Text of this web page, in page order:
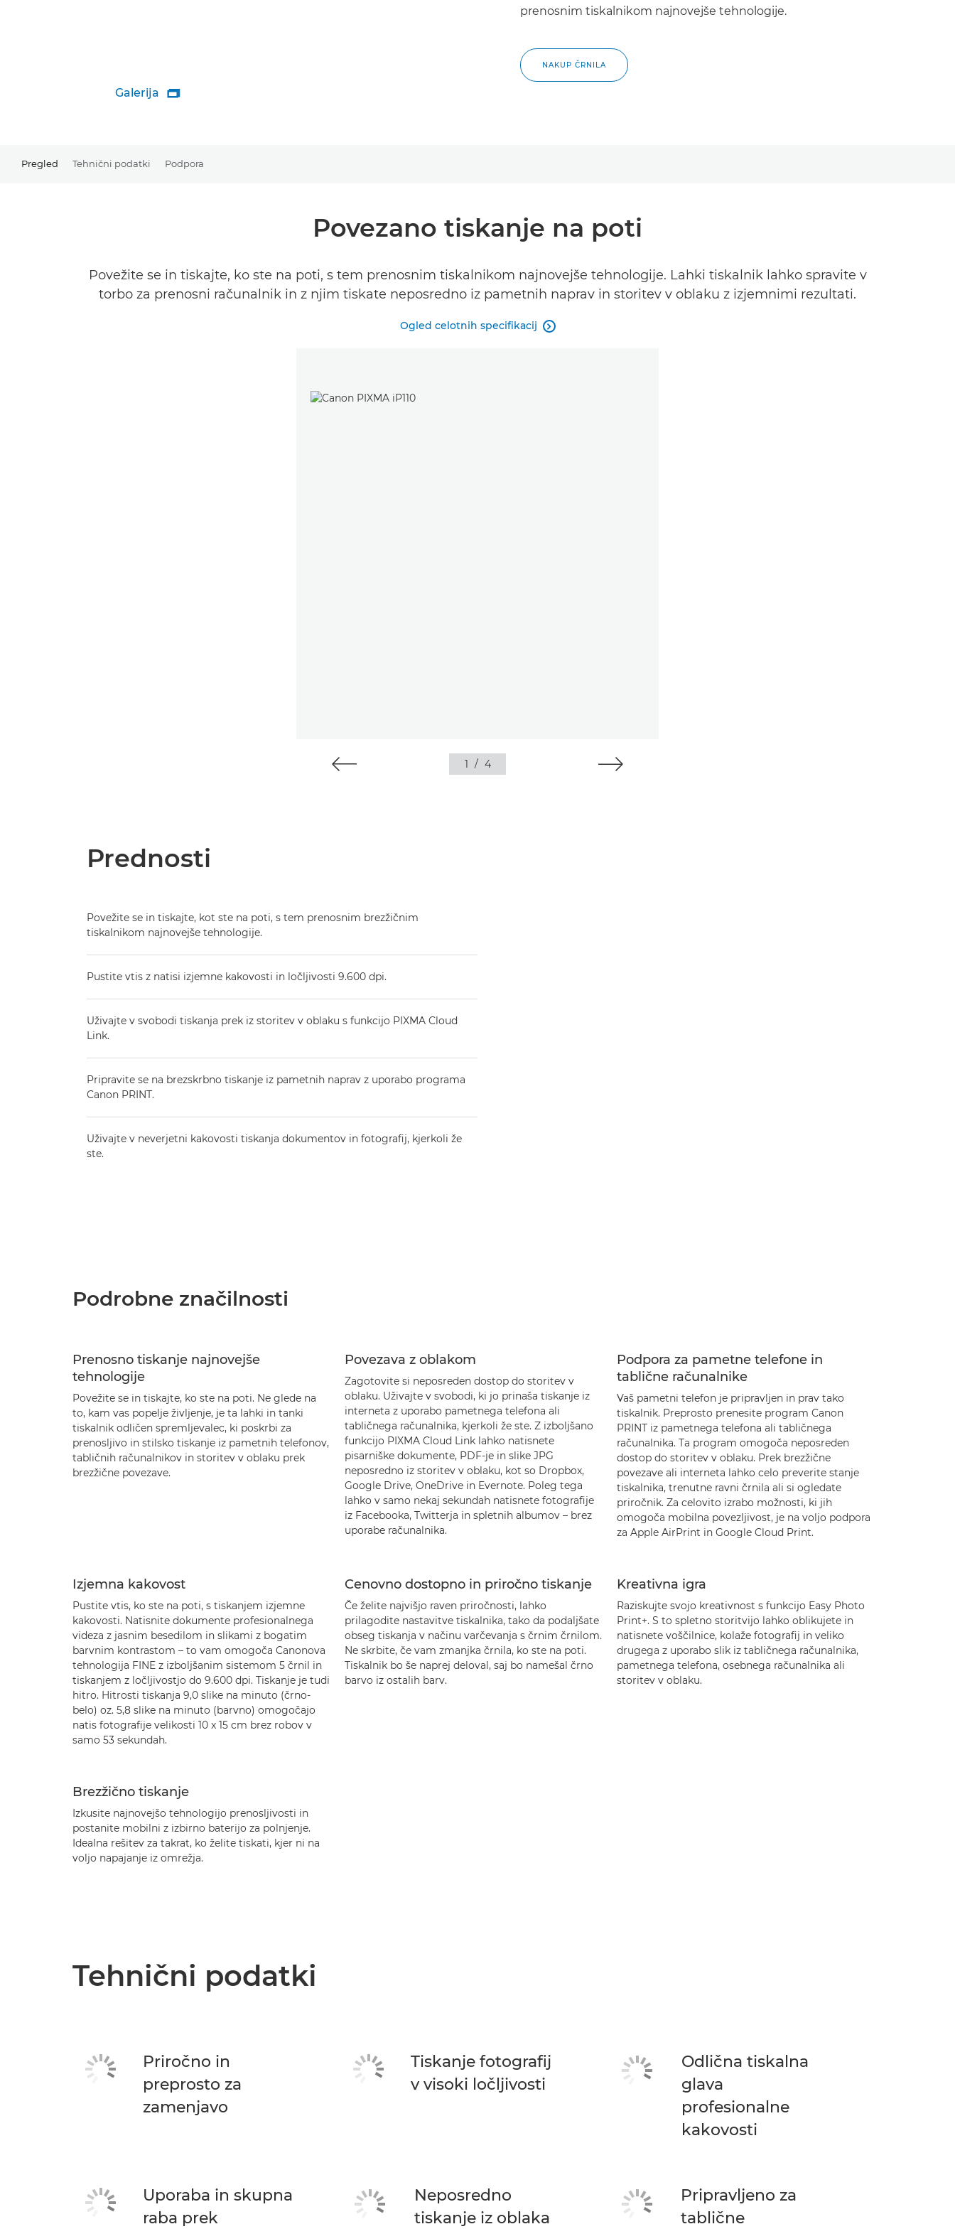
Galerija 
prenosnim tiskalnikom najnovejše tehnologije.
NAKUP ČRNILA
Pregled Tehnični podatki Podpora
Povezano tiskanje na poti
Povežite se in tiskajte, ko ste na poti, s tem prenosnim tiskalnikom najnovejše tehnologije. Lahki tiskalnik lahko spravite v
torbo za prenosni računalnik in z njim tiskate neposredno iz pametnih naprav in storitev v oblaku z izjemnimi rezultati.
Ogled celotnih specifikacij 
1 / 4
Prednosti
Povežite se in tiskajte, kot ste na poti, s tem prenosnim brezžičnim
tiskalnikom najnovejše tehnologije.
Pustite vtis z natisi izjemne kakovosti in ločljivosti 9.600 dpi.
Uživajte v svobodi tiskanja prek iz storitev v oblaku s funkcijo PIXMA Cloud
Link.
Pripravite se na brezskrbno tiskanje iz pametnih naprav z uporabo programa
Canon PRINT.
Uživajte v neverjetni kakovosti tiskanja dokumentov in fotografij, kjerkoli že
ste.
Podrobne značilnosti
Prenosno tiskanje najnovejše
tehnologije
Povežite se in tiskajte, ko ste na poti. Ne glede na
to, kam vas popelje življenje, je ta lahki in tanki
tiskalnik odličen spremljevalec, ki poskrbi za
prenosljivo in stilsko tiskanje iz pametnih telefonov,
tabličnih računalnikov in storitev v oblaku prek
brezžične povezave.
Povezava z oblakom
Zagotovite si neposreden dostop do storitev v
oblaku. Uživajte v svobodi, ki jo prinaša tiskanje iz
interneta z uporabo pametnega telefona ali
tabličnega računalnika, kjerkoli že ste. Z izboljšano
funkcijo PIXMA Cloud Link lahko natisnete
pisarniške dokumente, PDF-je in slike JPG
neposredno iz storitev v oblaku, kot so Dropbox,
Google Drive, OneDrive in Evernote. Poleg tega
lahko v samo nekaj sekundah natisnete fotografije
iz Facebooka, Twitterja in spletnih albumov – brez
uporabe računalnika.
Podpora za pametne telefone in
tablične računalnike
Vaš pametni telefon je pripravljen in prav tako
tiskalnik. Preprosto prenesite program Canon
PRINT iz pametnega telefona ali tabličnega
računalnika. Ta program omogoča neposreden
dostop do storitev v oblaku. Prek brezžične
povezave ali interneta lahko celo preverite stanje
tiskalnika, trenutne ravni črnila ali si ogledate
priročnik. Za celovito izrabo možnosti, ki jih
omogoča mobilna povezljivost, je na voljo podpora
za Apple AirPrint in Google Cloud Print.
Izjemna kakovost
Pustite vtis, ko ste na poti, s tiskanjem izjemne
kakovosti. Natisnite dokumente profesionalnega
videza z jasnim besedilom in slikami z bogatim
barvnim kontrastom – to vam omogoča Canonova
tehnologija FINE z izboljšanim sistemom 5 črnil in
tiskanjem z ločljivostjo do 9.600 dpi. Tiskanje je tudi
hitro. Hitrosti tiskanja 9,0 slike na minuto (črno-
belo) oz. 5,8 slike na minuto (barvno) omogočajo
natis fotografije velikosti 10 x 15 cm brez robov v
samo 53 sekundah.
Cenovno dostopno in priročno tiskanje
Če želite najvišjo raven priročnosti, lahko
prilagodite nastavitve tiskalnika, tako da podaljšate
obseg tiskanja v načinu varčevanja s črnim črnilom.
Ne skrbite, če vam zmanjka črnila, ko ste na poti.
Tiskalnik bo še naprej deloval, saj bo namešal črno
barvo iz ostalih barv.
Kreativna igra
Raziskujte svojo kreativnost s funkcijo Easy Photo
Print+. S to spletno storitvijo lahko oblikujete in
natisnete voščilnice, kolaže fotografij in veliko
drugega z uporabo slik iz tabličnega računalnika,
pametnega telefona, osebnega računalnika ali
storitev v oblaku.
Brezžično tiskanje
Izkusite najnovejšo tehnologijo prenosljivosti in
postanite mobilni z izbirno baterijo za polnjenje.
Idealna rešitev za takrat, ko želite tiskati, kjer ni na
voljo napajanje iz omrežja.
Tehnični podatki
Priročno in
preprosto za
zamenjavo
Tiskanje fotografij
v visoki ločljivosti
Odlična tiskalna
glava
profesionalne
kakovosti
Uporaba in skupna
raba prek
Neposredno
tiskanje iz oblaka
Pripravljeno za
tablične